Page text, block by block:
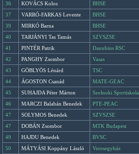
36
KOVÁCS Kolos BHSE
37
VARRÓ-FARKAS Levente BHSE
39
MIRKÓ Barna BHSE
40
TARJÁNYI Tas Tamás SZVSZSE
41
PINTÉR Patrik Danubius RSC
42
PANGHY Zsombor Vasas
43
GÖBLYÖS Lénárd TSC
44
ÁGOSTON Csanád MATE-GEAC
45
SUHAJDA Péter Márton Szolnoki Sportiskola
46
MARCZI Balabán Benedek PTE-PEAC
47
SOLYMOS Benedek SZVSZSE
47
DOBÁN Zsombor MTK Budapest
49
HAJDU Benedek BVSC
50
MÁTYÁSI Koppány László Veresegyház